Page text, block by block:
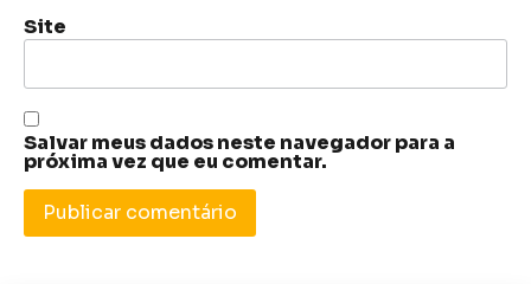
Site
Salvar meus dados neste navegador para a
próxima vez que eu comentar.